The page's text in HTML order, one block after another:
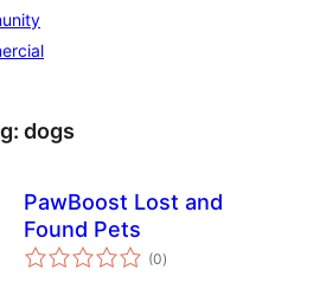
dogs
PawBoost Lost and
Found Pets
(0total
ratings
)